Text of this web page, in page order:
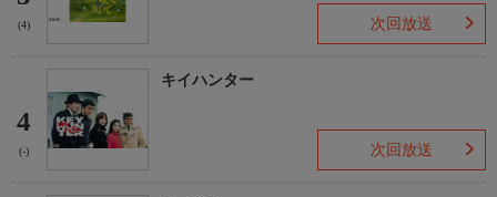
(4) 次回放送
4
(-)
キイハンター
次回放送